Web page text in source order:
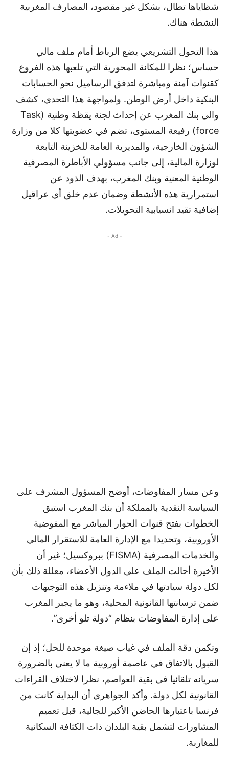
شظاياها تطال، بشكل غير مقصود، المصارف المغربية
النشطة هناك.
هذا التحول التشريعي يضع الرباط أمام ملف مالي
حساس؛ نظرا للمكانة المحورية التي تلعبها هذه الفروع
كقنوات آمنة ومباشرة لتدفق الرساميل نحو الحسابات
البنكية داخل أرض الوطن. ولمواجهة هذا التحدي، كشف
والي بنك المغرب عن إحداث لجنة يقظة وطنية (Task
force) رفيعة المستوى، تضم في عضويتها كلا من وزارة
الشؤون الخارجية، والمديرية العامة للخزينة التابعة
لوزارة المالية، إلى جانب مسؤولي الأباطرة المصرفية
الوطنية المعنية وبنك المغرب، بهدف الذود عن
استمرارية هذه الأنشطة وضمان عدم خلق أي عراقيل
إضافية تقيد انسيابية التحويلات.
- Ad -
وعن مسار المفاوضات، أوضح المسؤول المشرف على
السياسة النقدية بالمملكة أن بنك المغرب استبق
الخطوات بفتح قنوات الحوار المباشر مع المفوضية
الأوروبية، وتحديدا مع الإدارة العامة للاستقرار المالي
والخدمات المصرفية (FISMA) ببروكسيل؛ غير أن
الأخيرة أحالت الملف على الدول الأعضاء، معللة ذلك بأن
لكل دولة سيادتها في ملاءمة وتنزيل هذه التوجيهات
ضمن ترسانتها القانونية المحلية، وهو ما يجبر المغرب
على إدارة المفاوضات بنظام “دولة تلو أخرى”.
وتكمن دقة الملف في غياب صيغة موحدة للحل؛ إذ إن
القبول بالاتفاق في عاصمة أوروبية ما لا يعني بالضرورة
سريانه تلقائيا في بقية العواصم، نظرا لاختلاف القراءات
القانونية لكل دولة. وأكد الجواهري أن البداية كانت من
فرنسا باعتبارها الحاضن الأكبر للجالية، قبل تعميم
المشاورات لتشمل بقية البلدان ذات الكثافة السكانية
للمغاربة.